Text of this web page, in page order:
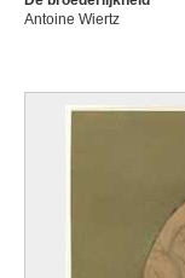
Antoine Wiertz